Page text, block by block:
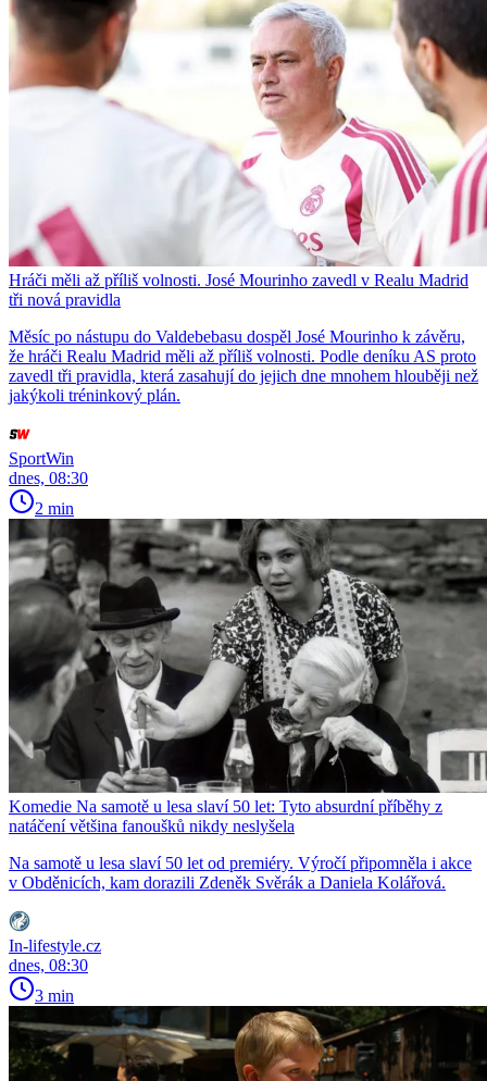
Hráči měli až příliš volnosti. José Mourinho zavedl v Realu Madrid
tři nová pravidla
Měsíc po nástupu do Valdebebasu dospěl José Mourinho k závěru,
že hráči Realu Madrid měli až příliš volnosti. Podle deníku AS proto
zavedl tři pravidla, která zasahují do jejich dne mnohem hlouběji než
jakýkoli tréninkový plán.
SportWin
dnes, 08:30
2 min
Komedie Na samotě u lesa slaví 50 let: Tyto absurdní příběhy z
natáčení většina fanoušků nikdy neslyšela
Na samotě u lesa slaví 50 let od premiéry. Výročí připomněla i akce
v Obděnicích, kam dorazili Zdeněk Svěrák a Daniela Kolářová.
In-lifestyle.cz
dnes, 08:30
3 min